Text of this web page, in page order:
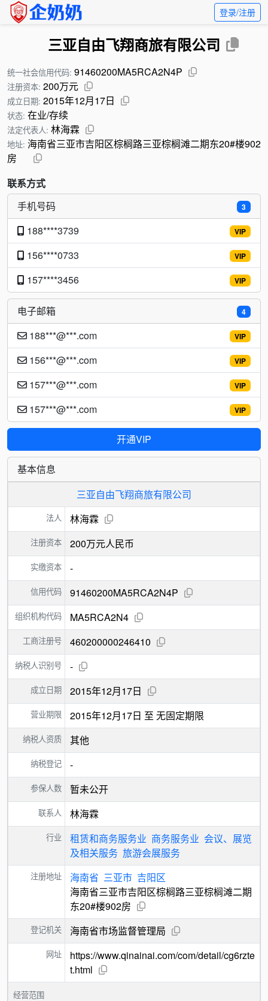
登录/注册
三亚自由飞翔商旅有限公司
统一社会信用代码: 91460200MA5RCA2N4P
注册资本: 200万元
成立日期: 2015年12月17日
状态: 在业/存续
法定代表人: 林海霖
地址: 海南省三亚市吉阳区棕榈路三亚棕榈滩二期东20#楼902
房
联系方式
3
手机号码
VIP
188****3739
VIP
156****0733
VIP
157****3456
4
电子邮箱
VIP
188***@***.com
VIP
156***@***.com
VIP
157***@***.com
VIP
157***@***.com
开通VIP
基本信息
三亚自由飞翔商旅有限公司
法人 林海霖
注册资本 200万元人民币
实缴资本 -
信用代码 91460200MA5RCA2N4P
组织机构代码 MA5RCA2N4
工商注册号 460200000246410
纳税人识别号 -
成立日期 2015年12月17日
营业期限 2015年12月17日 至 无固定期限
纳税人资质 其他
纳税登记 -
参保人数 暂未公开
联系人 林海霖
行业 租赁和商务服务业 商务服务业 会议、展览
及相关服务 旅游会展服务
注册地址 海南省 三亚市 吉阳区
海南省三亚市吉阳区棕榈路三亚棕榈滩二期
东20#楼902房
登记机关 海南省市场监督管理局
网址
https://www.qinainai.com/com/detail/cg6rzte
t.html
经营范围